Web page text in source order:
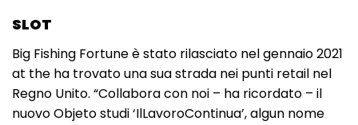
SLOT
Big Fishing Fortune è stato rilasciato nel gennaio 2021
at the ha trovato una sua strada nei punti retail nel
Regno Unito. “Collabora con noi – ha ricordato – il
nuovo Objeto studi ‘IlLavoroContinua’, algun nome